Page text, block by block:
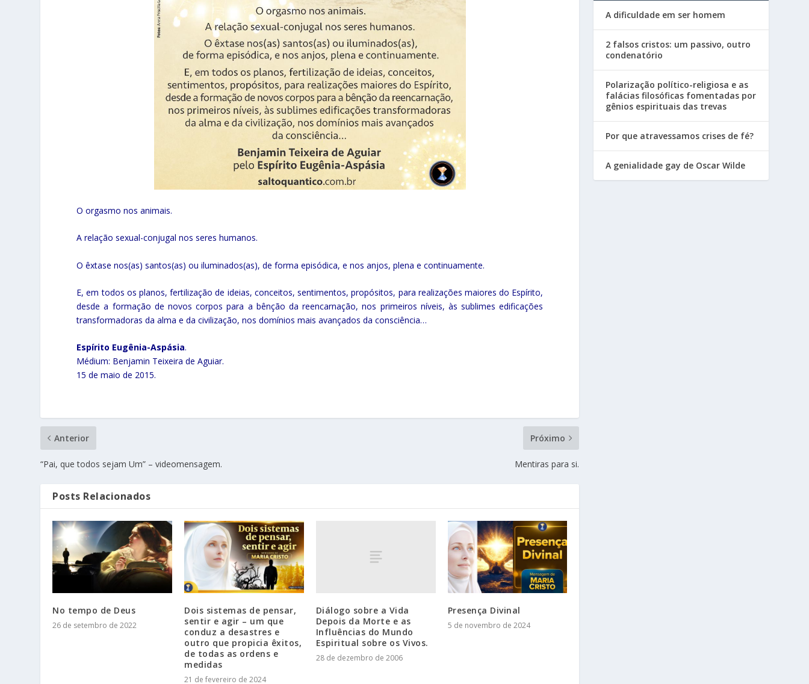
O orgasmo nos animais.
A relação sexual-conjugal nos seres humanos.
O êxtase nos(as) santos(as) ou iluminados(as), de forma episódica, e nos anjos, plena e continuamente.
E, em todos os planos, fertilização de ideias, conceitos, sentimentos, propósitos, para realizações maiores do Espírito,
desde a formação de novos corpos para a bênção da reencarnação, nos primeiros níveis, às sublimes edificações
transformadoras da alma e da civilização, nos domínios mais avançados da consciência…
Espírito Eugênia-Aspásia.
Médium: Benjamin Teixeira de Aguiar.
15 de maio de 2015.
Anterior
“Pai, que todos sejam Um” – videomensagem.
Próximo
Mentiras para si.
Posts Relacionados
No tempo de Deus
26 de setembro de 2022
Dois sistemas de pensar,
sentir e agir – um que
conduz a desastres e
outro que propicia êxitos,
de todas as ordens e
medidas
21 de fevereiro de 2024
Diálogo sobre a Vida
Depois da Morte e as
Influências do Mundo
Espiritual sobre os Vivos.
28 de dezembro de 2006
Presença Divinal
5 de novembro de 2024
A dificuldade em ser homem
2 falsos cristos: um passivo, outro
condenatório
Polarização político-religiosa e as
falácias filosóficas fomentadas por
gênios espirituais das trevas
Por que atravessamos crises de fé?
A genialidade gay de Oscar Wilde